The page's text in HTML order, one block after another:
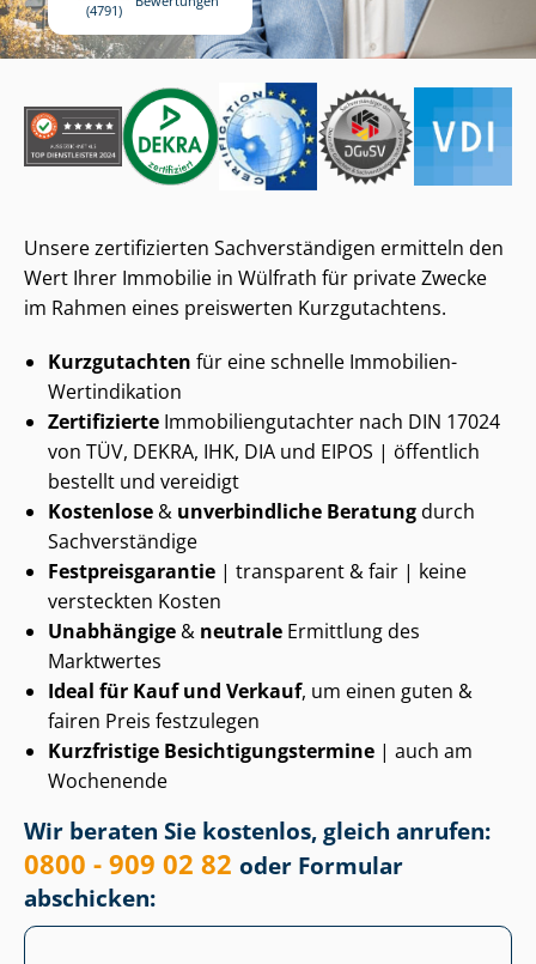
4791
Unsere zertifizierten Sach­ver­stän­di­gen ermitteln den
Wert Ihrer Immobilie in Wülfrath für private Zwecke
im Rahmen eines preiswerten Kurzgutachtens.
Kurzgutachten für eine schnelle Immobilien-
Wertindikation
Zertifizierte Im­mo­bi­li­en­gut­ach­ter nach DIN 17024
von TÜV, DEKRA, IHK, DIA und EIPOS | öffentlich
bestellt und vereidigt
Kostenlose & unverbindliche Beratungdurch
Sachverständige
Fest­preis­ga­ran­tie | transparent & fair | keine
versteckten Kosten
Unabhängige & neutrale Ermittlung des
Marktwertes
Ideal für Kauf und Verkauf, um einen guten &
fairen Preis festzulegen
Kurzfristige Be­sich­ti­gungs­ter­mi­ne | auch am
Wochenende
Wir beraten Sie kostenlos, gleich anrufen:
0800 - 909 02 82 oder Formular
abschicken: